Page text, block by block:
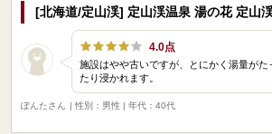
[北海道/定山渓] 定山渓温泉 湯の花 定山
4.0点
施設はやや古いですが、とにかく湯量がた
たり浸かれます。
ぽんたさん
| 性別：男性 | 年代：40代